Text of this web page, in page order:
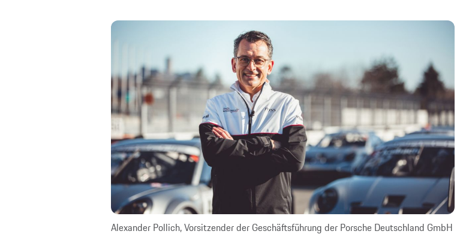
Alexander Pollich, Vorsitzender der Geschäftsführung der Porsche Deutschland GmbH